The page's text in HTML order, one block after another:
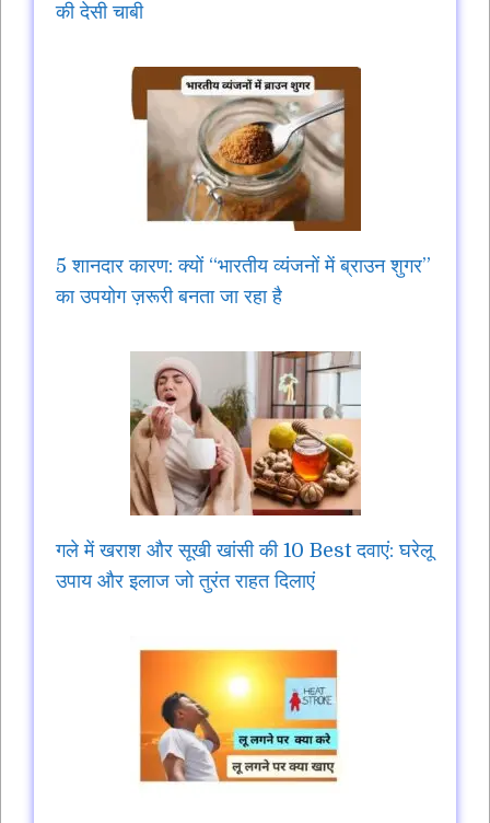
की देसी चाबी
5 शानदार कारण: क्यों “भारतीय व्यंजनों में ब्राउन शुगर”
का उपयोग ज़रूरी बनता जा रहा है
गले में खराश और सूखी खांसी की 10 Best दवाएं: घरेलू
उपाय और इलाज जो तुरंत राहत दिलाएं